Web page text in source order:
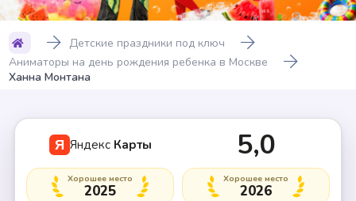
Детские праздники под ключ
Аниматоры на день рождения ребенка в Москве
Ханна Монтана
Я Яндекс Карты 5,0
Хорошее место
2025
Хорошее место
2026